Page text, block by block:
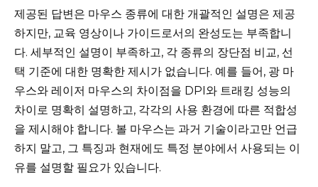
제공된 답변은 마우스 종류에 대한 개괄적인 설명은 제공
하지만, 교육 영상이나 가이드로서의 완성도는 부족합니
다. 세부적인 설명이 부족하고, 각 종류의 장단점 비교, 선
택 기준에 대한 명확한 제시가 없습니다. 예를 들어, 광 마
우스와 레이저 마우스의 차이점을 DPI와 트래킹 성능의
차이로 명확히 설명하고, 각각의 사용 환경에 따른 적합성
을 제시해야 합니다. 볼 마우스는 과거 기술이라고만 언급
하지 말고, 그 특징과 현재에도 특정 분야에서 사용되는 이
유를 설명할 필요가 있습니다.